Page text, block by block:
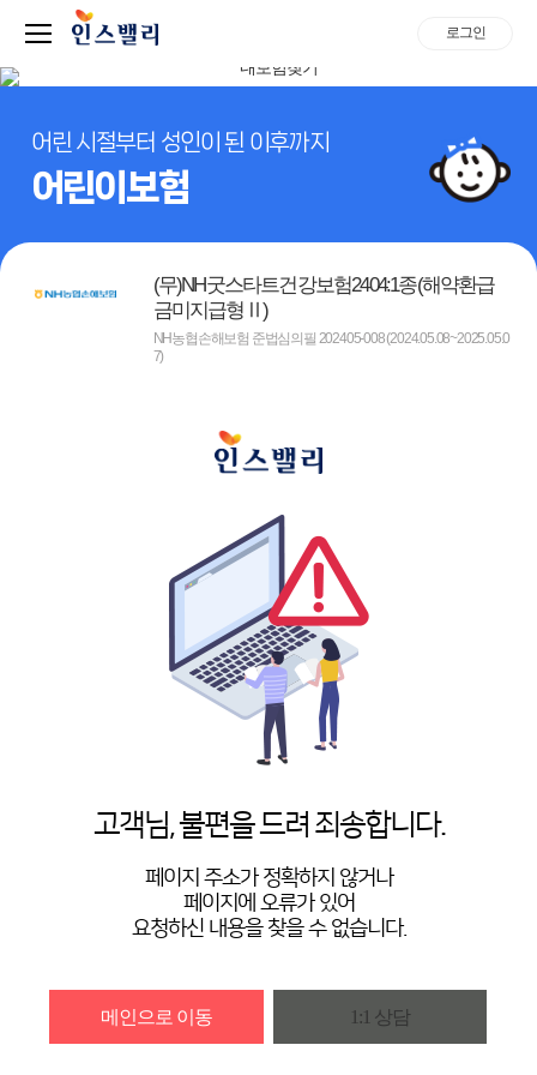
로그인
어린 시절부터 성인이 된 이후까지
어린이보험
(무)NH굿스타트건강보험2404:1종(해약환급
금미지급형Ⅱ)
NH농협손해보험 준법심의필 202405-008 (2024.05.08~2025.05.0
7)
고객님, 불편을 드려 죄송합니다.
페이지 주소가 정확하지 않거나
페이지에 오류가 있어
요청하신 내용을 찾을 수 없습니다.
메인으로 이동 1:1 상담